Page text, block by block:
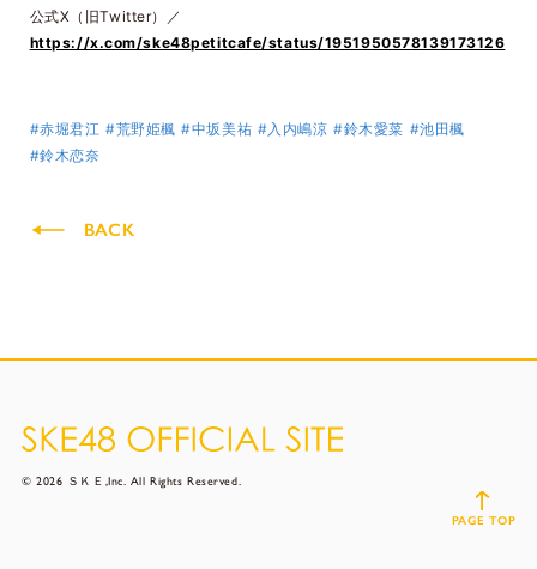
公式X（旧Twitter）／
https://x.com/ske48petitcafe/status/1951950578139173126
#赤堀君江 #荒野姫楓 #中坂美祐 #入内嶋涼 #鈴木愛菜 #池田楓
#鈴木恋奈
BACK
© 2026 ＳＫＥ,Inc. All Rights Reserved.
PAGE TOP